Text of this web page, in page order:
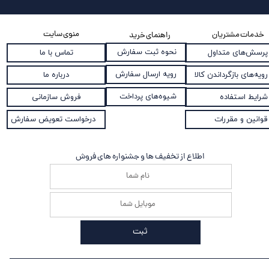
راهنمای خرید
نحوه ثبت سفارش
رویه ارسال سفارش
شیوه‌های پرداخت
خدمات مشتریان
پرسش‌های متداول
رویه‌های بازگرداندن کالا
شرایط استفاده
قوانین و مقررات
منوی سایت
تماس با ما
درباره ما
فروش سازمانی
درخواست تعویض سفارش
اطلاع از تخفیف ها و جشنواره های فروش
ثبت